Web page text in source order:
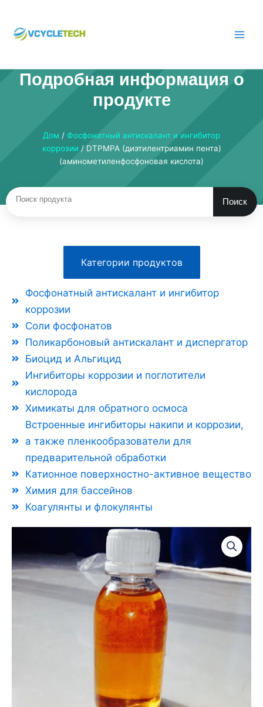
содержимому
Подробная информация о
продукте
Дом / Фосфонатный антискалант и ингибитор
коррозии / DTPMPA (диэтилентриамин пента)
(аминометиленфосфоновая кислота)
Поиск
Категории продуктов
Фосфонатный антискалант и ингибитор
коррозии
Соли фосфонатов
Поликарбоновый антискалант и диспергатор
Биоцид и Альгицид
Ингибиторы коррозии и поглотители
кислорода
Химикаты для обратного осмоса
Встроенные ингибиторы накипи и коррозии,
а также пленкообразователи для
предварительной обработки
Катионное поверхностно-активное вещество
Химия для бассейнов
Коагулянты и флокулянты